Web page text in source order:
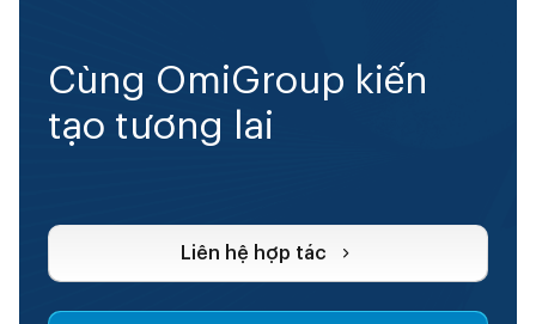
Cùng OmiGroup kiến
tạo tương lai
Liên hệ hợp tác